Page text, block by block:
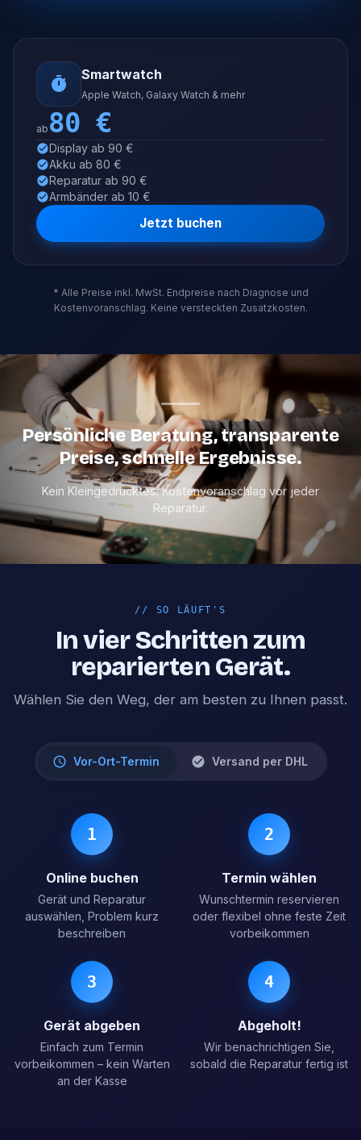
Smartwatch
Apple Watch, Galaxy Watch & mehr
ab 80 €
Display ab 90 €
Akku ab 80 €
Reparatur ab 90 €
Armbänder ab 10 €
Jetzt buchen
* Alle Preise inkl. MwSt. Endpreise nach Diagnose und
Kostenvoranschlag. Keine versteckten Zusatzkosten.
Persönliche Beratung, transparente
Preise, schnelle Ergebnisse.
Kein Kleingedrucktes. Kostenvoranschlag vor jeder
Reparatur.
// SO LÄUFT'S
In vier Schritten zum
reparierten Gerät.
Wählen Sie den Weg, der am besten zu Ihnen passt.
Vor-Ort-Termin Versand per DHL
1
Online buchen
Gerät und Reparatur
auswählen, Problem kurz
beschreiben
2
Termin wählen
Wunschtermin reservieren
oder flexibel ohne feste Zeit
vorbeikommen
3
Gerät abgeben
Einfach zum Termin
vorbeikommen – kein Warten
an der Kasse
4
Abgeholt!
Wir benachrichtigen Sie,
sobald die Reparatur fertig ist